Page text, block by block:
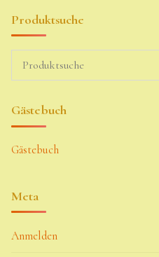
Produktsuche
Gästebuch
Gästebuch
Meta
Anmelden